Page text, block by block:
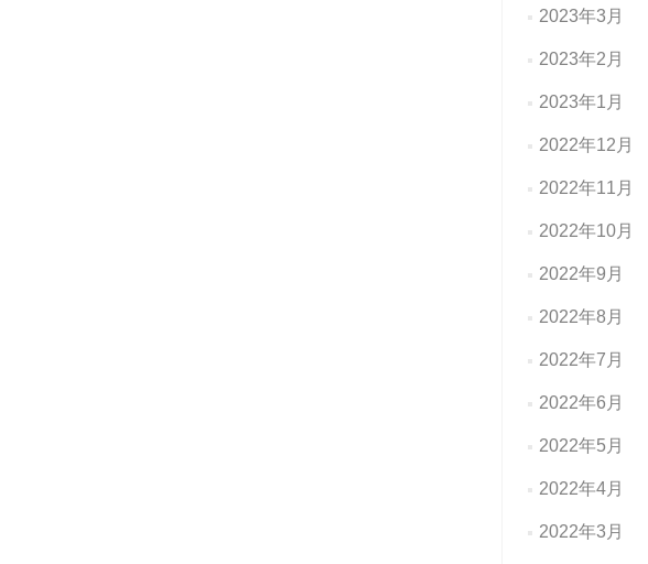
2023年3月
2023年2月
2023年1月
2022年12月
2022年11月
2022年10月
2022年9月
2022年8月
2022年7月
2022年6月
2022年5月
2022年4月
2022年3月